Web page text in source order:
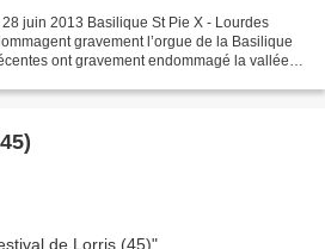
juin 2013 Basilique St Pie X - Lourdes
gravement l’orgue de la Basilique
ont gravement endommagé la vallée